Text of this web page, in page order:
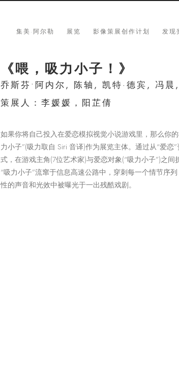
集美·阿尔勒 展览 影像策展创作计划 发现
《喂，吸力小子！》
乔斯芬•阿内尔, 陈轴, 凯特·德宾, 冯
策展人：李媛媛，阳芷倩
如果你将自己投入在爱恋模拟视觉小说游戏里，那么你
力小子”(吸力取自 Siri 音译)作为展览主体。通过从“爱
式，在游戏主角(7位艺术家)与爱恋对象(“吸力小子”)之间
“吸力小子”流窜于信息高速公路中，穿刺每一个情节序
性的声音和光效中被曝光于一出残酷戏剧。